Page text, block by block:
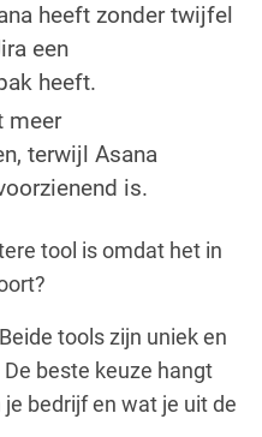
heeft zonder twijfel
een
heeft.
meer
terwijl Asana
is.
tool is omdat het in
tools zijn uniek en
beste keuze hangt
bedrijf en wat je uit de